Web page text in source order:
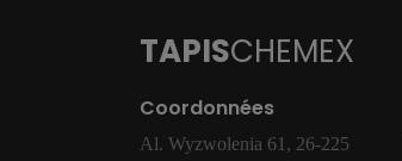
TAPISCHEMEX
Coordonnées
Al. Wyzwolenia 61, 26-225